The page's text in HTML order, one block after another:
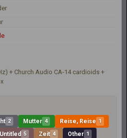
+ Church Audio CA-14 cardioids +
2 Mutter 4 Reise, Reise 1
Untitled 5 Zeit 4 Other 1